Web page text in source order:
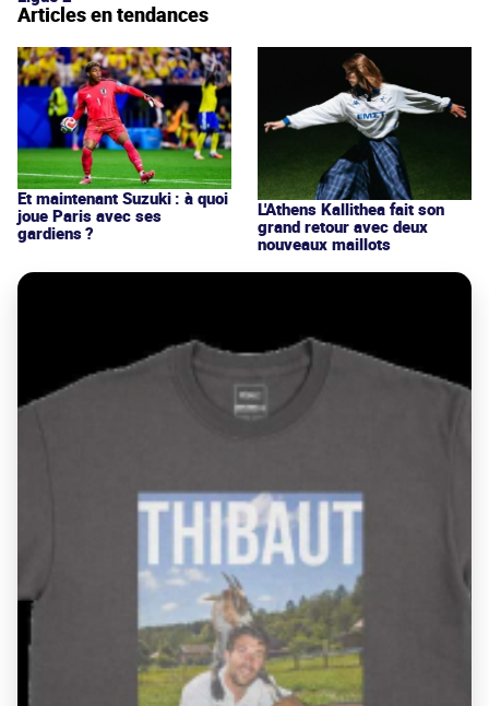
Articles en tendances
Et maintenant Suzuki : à quoi
joue Paris avec ses
gardiens ?
L'Athens Kallithea fait son
grand retour avec deux
nouveaux maillots